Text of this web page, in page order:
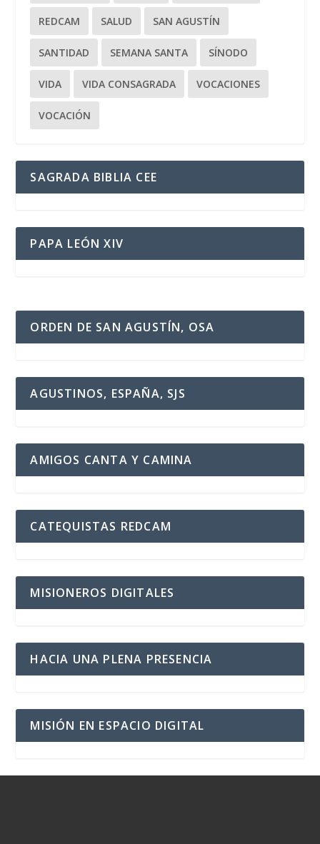
REDCAM SALUD SAN AGUSTÍN
SANTIDAD SEMANA SANTA SÍNODO
VIDA VIDA CONSAGRADA VOCACIONES
VOCACIÓN
SAGRADA BIBLIA CEE
PAPA LEÓN XIV
ORDEN DE SAN AGUSTÍN, OSA
AGUSTINOS, ESPAÑA, SJS
AMIGOS CANTA Y CAMINA
CATEQUISTAS REDCAM
MISIONEROS DIGITALES
HACIA UNA PLENA PRESENCIA
MISIÓN EN ESPACIO DIGITAL